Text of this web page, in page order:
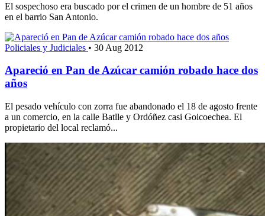
El sospechoso era buscado por el crimen de un hombre de 51 años
en el barrio San Antonio.
Policiales y Judiciales • 30 Aug 2012
Apareció en Pan de Azúcar camión robado hace dos
años
El pesado vehículo con zorra fue abandonado el 18 de agosto frente
a un comercio, en la calle Batlle y Ordóñez casi Goicoechea. El
propietario del local reclamó...